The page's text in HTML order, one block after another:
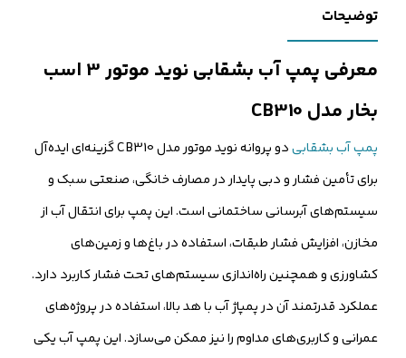
تماس می‌گیرند.
ثبت درخواست مشاوره رایگان
توضیحات
معرفی پمپ آب بشقابی نوید موتور 3 اسب
بخار مدل CB310
پمپ آب بشقابی
دو پروانه نوید موتور مدل CB310 گزینه‌ای ایده‌آل
برای تأمین فشار و دبی پایدار در مصارف خانگی، صنعتی سبک و
سیستم‌های آبرسانی ساختمانی است. این پمپ برای انتقال آب از
مخازن، افزایش فشار طبقات، استفاده در باغ‌ها و زمین‌های
کشاورزی و همچنین راه‌اندازی سیستم‌های تحت فشار کاربرد دارد.
عملکرد قدرتمند آن در پمپاژ آب با هد بالا، استفاده در پروژه‌های
عمرانی و کاربری‌های مداوم را نیز ممکن می‌سازد. این پمپ آب یکی